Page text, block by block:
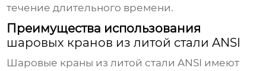
течение длительного времени.
Преимущества использования
шаровых кранов из литой стали ANSI
Шаровые краны из литой стали ANSI имеют